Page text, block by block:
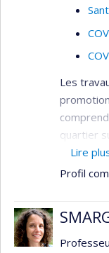
Les
quartier
des
Lire
Profil